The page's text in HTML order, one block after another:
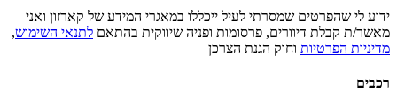
ידוע לי שהפרטים שמסרתי לעיל ייכללו במאגרי המידע של קארזון ואני
מאשר/ת קבלת דיוורים, פרסומות ופניה שיווקית בהתאם לתנאי השימוש,
מדיניות הפרטיות וחוק הגנת הצרכן
רכבים